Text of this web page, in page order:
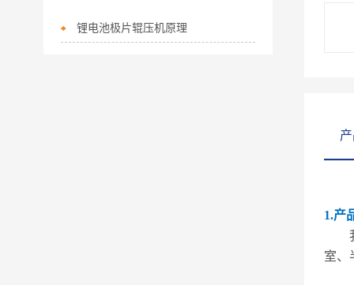
1.产
室、
锂电池极片辊压机原理